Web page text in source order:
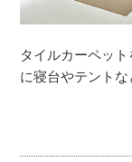
タイルカーペッ
に寝台やテントな